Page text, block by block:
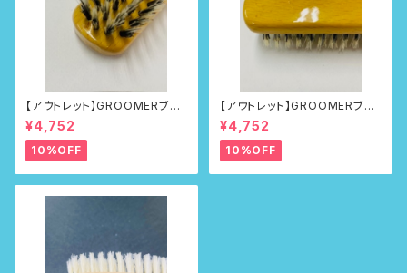
【アウトレット】GROOMERブラ
シNo.218
¥4,752
10%OFF
【アウトレット】GROOMERブラ
シNo.218
¥4,752
10%OFF